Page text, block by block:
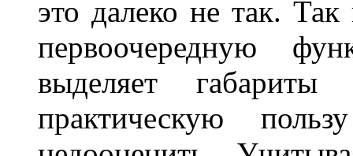
это далеко не так. Так
первоочередную
выделяет
практическую